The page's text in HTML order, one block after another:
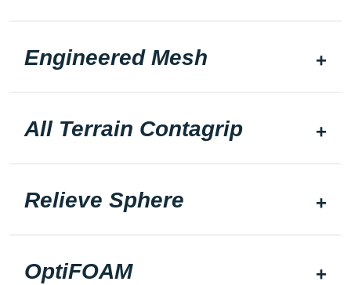
Engineered Mesh
All Terrain Contagrip
Relieve Sphere
OptiFOAM